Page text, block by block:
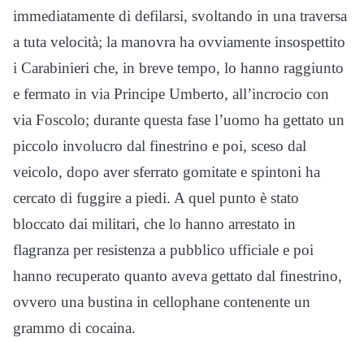
immediatamente di defilarsi, svoltando in una traversa
a tuta velocità; la manovra ha ovviamente insospettito
i Carabinieri che, in breve tempo, lo hanno raggiunto
e fermato in via Principe Umberto, all’incrocio con
via Foscolo; durante questa fase l’uomo ha gettato un
piccolo involucro dal finestrino e poi, sceso dal
veicolo, dopo aver sferrato gomitate e spintoni ha
cercato di fuggire a piedi. A quel punto è stato
bloccato dai militari, che lo hanno arrestato in
flagranza per resistenza a pubblico ufficiale e poi
hanno recuperato quanto aveva gettato dal finestrino,
ovvero una bustina in cellophane contenente un
grammo di cocaina.